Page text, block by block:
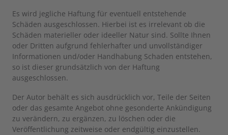
Es wird jegliche Haftung für eventuell entstehende
Schäden ausgeschlossen. Hierbei ist es irrelevant ob die
Schäden materieller oder ideeller Natur sind. Sollte Ihnen
oder Dritten aufgrund fehlerhafter und unvollständiger
Informationen und/oder Handhabung Schaden entstehen,
so ist dieser grundsätzlich von der Haftung
ausgeschlossen.
Der Autor behält es sich ausdrücklich vor, Teile der Seiten
oder das gesamte Angebot ohne gesonderte Ankündigung
zu verändern, zu ergänzen, zu löschen oder die
Veröffentlichung zeitweise oder endgültig einzustellen.